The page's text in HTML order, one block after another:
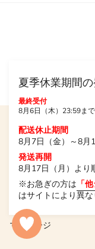
夏季休業期間
最終受付
8月6日（木）23:59ま
配送休止期間
8月7日（金）～8月
発送再開
8月17日（月）より
※お急ぎの方は 「
はサイトにより異な
トップページ
商品カテゴリー
よくある質問
お気に入り商品
マイページ